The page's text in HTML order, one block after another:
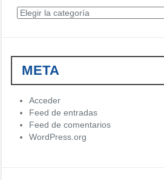
C
r
a
s
META
Acceder
Feed de entradas
Feed de comentarios
WordPress.org